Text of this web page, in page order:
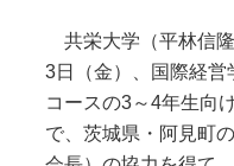
共栄大学（平林信
3日（金）、国際経営
コースの3～4年生向
で、茨城県・阿見町